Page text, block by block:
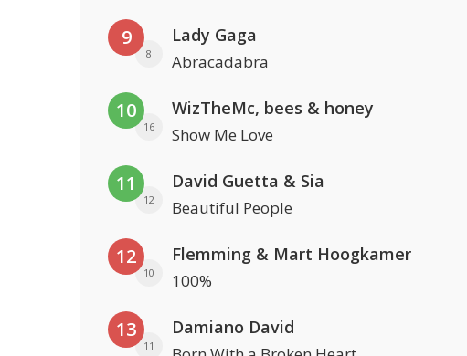
9
8
Lady Gaga
Abracadabra
10
16
WizTheMc, bees & honey
Show Me Love
11
12
David Guetta & Sia
Beautiful People
12
10
Flemming & Mart Hoogkamer
100%
13
11
Damiano David